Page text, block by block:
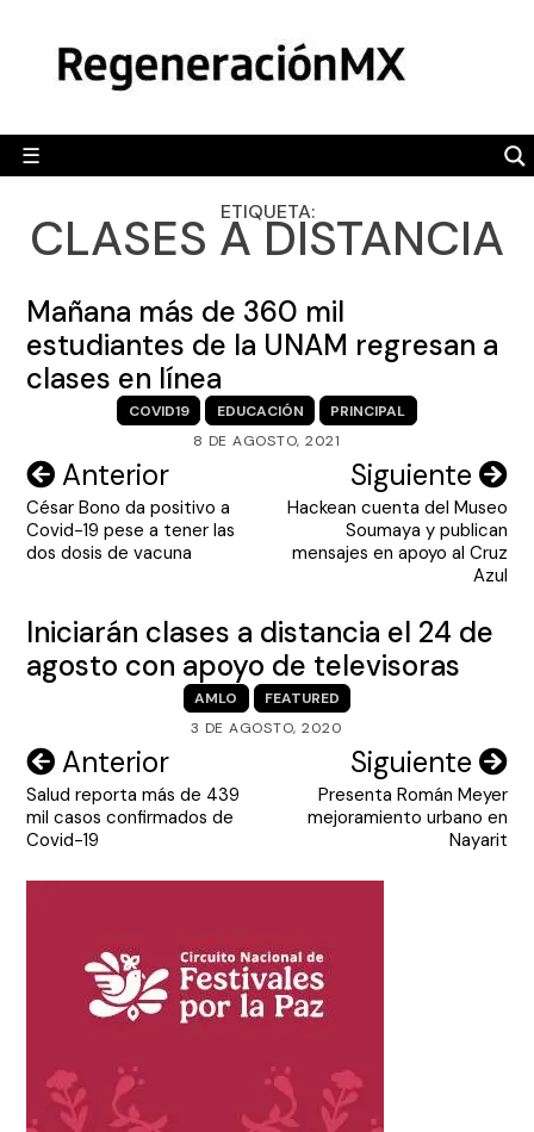
content
☰
POLÍTICA
CAMALEÓN
OPINIÓN
ENGLISH SECTION
ETIQUETA:
CLASES A DISTANCIA
Mañana más de 360 mil
estudiantes de la UNAM regresan a
clases en línea
COVID19 EDUCACIÓN
PRINCIPAL
8 DE AGOSTO, 2021
Navegación
de
entradas
Anterior
César Bono da positivo a
Covid-19 pese a tener las
dos dosis de vacuna
Siguiente
Hackean cuenta del Museo
Soumaya y publican
mensajes en apoyo al Cruz
Azul
Iniciarán clases a distancia el 24 de
agosto con apoyo de televisoras
AMLO
FEATURED
3 DE AGOSTO, 2020
Navegación
de
entradas
Anterior
Salud reporta más de 439
mil casos confirmados de
Covid-19
Siguiente
Presenta Román Meyer
mejoramiento urbano en
Nayarit